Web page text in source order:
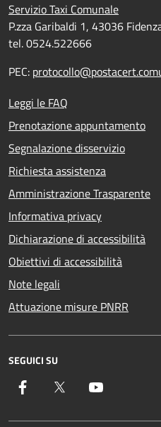
Servizio Taxi Comunale
P.zza Garibaldi 1, 43036
tel. 0524.522666
PEC:
Leggi le FAQ
Prenotazione appuntamento
Segnalazione disservizio
Richiesta assistenza
Amministrazione Trasparente
Informativa privacy
Dichiarazione di accessibilità
Obiettivi di accessibilità
Note legali
Attuazione misure PNRR
SEGUICI SU
Facebook Twitter